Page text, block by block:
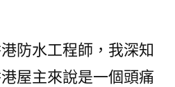
防水工程師，我深知
屋主來說是一個頭痛